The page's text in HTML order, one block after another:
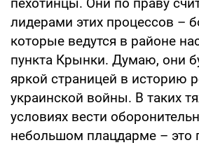
лидерами этих процессов –
которые ведутся в районе
пункта Крынки. Думаю, они
яркой страницей в историю
украинской войны. В таких
условиях вести
небольшом плацдарме – это